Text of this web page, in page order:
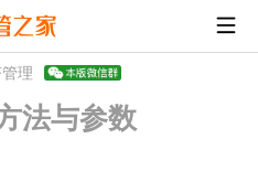
理
法与参数